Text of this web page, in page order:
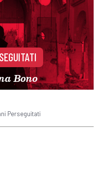
Bono
Perseguitati